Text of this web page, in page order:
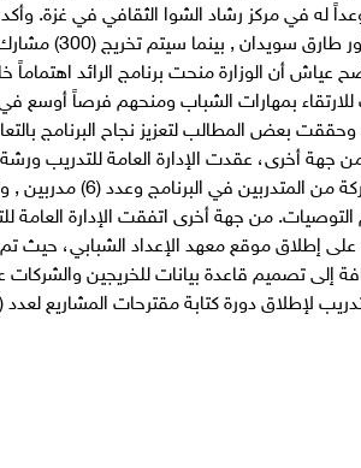
الرائد التدريبي، محددة الاثنين 25/2/2012 موعداً له في مركز رشاد الشوا
عام التدريب بالوزارة أن ضيف الاحتفال
أن الوزارة منحت برنامج الرائد اهتماماً
بمهارات الشباب ومنحهم فرصاً أوسع
بعض المطالب لتعزيز نجاح البرنامج
جهة أخرى، عقدت الإدارة العامة للتدريب
برنامج الأعمال والمشاريع بحضور (40) مشاركاً ومشاركة
من جهة أخرى اتفقت الإدارة العامة
إطلاق موقع معهد الإعداد الشبابي، حيث تم
إلى تصميم قاعدة بيانات للخريجين والشركات